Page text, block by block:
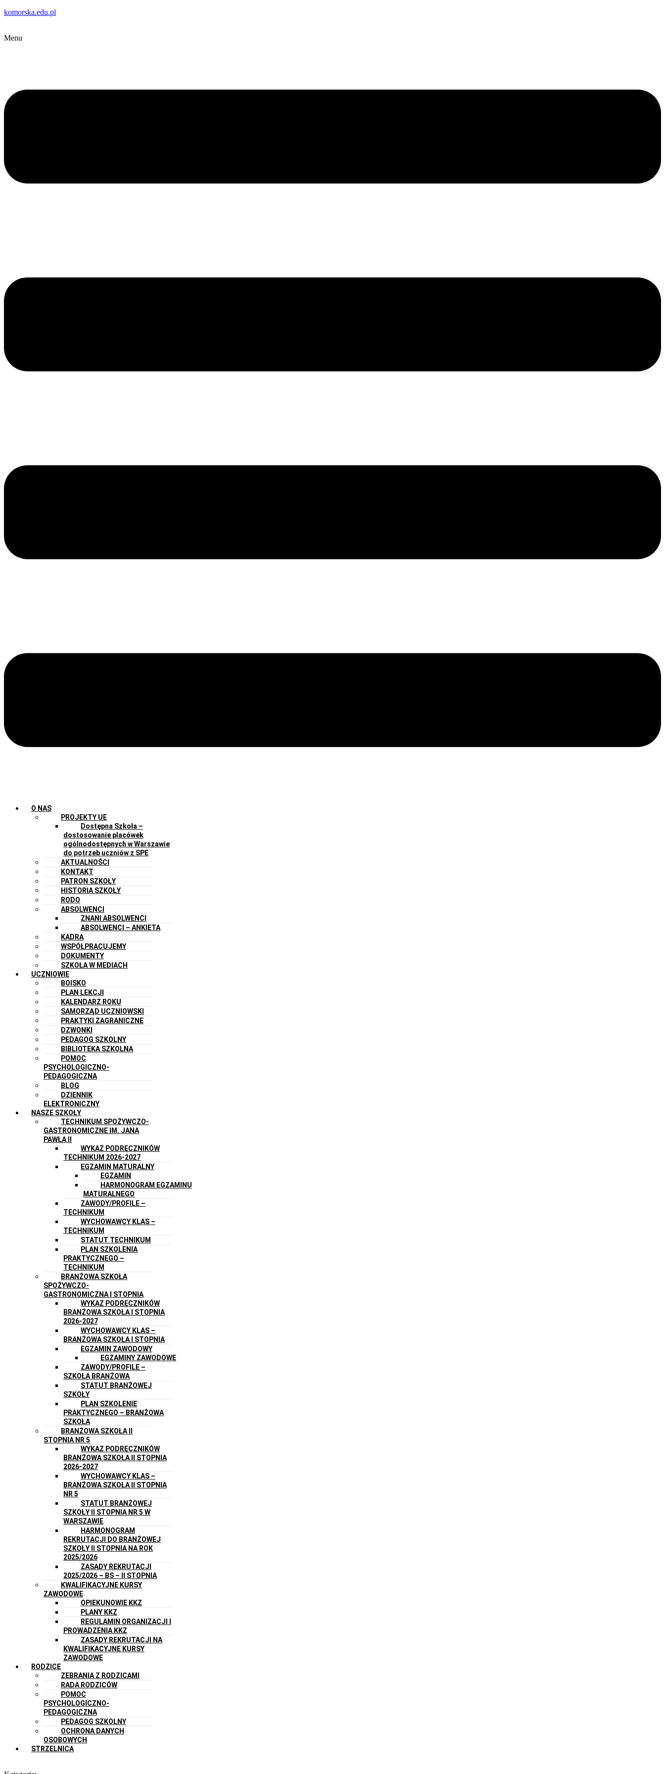
komorska.edu.pl
Menu
O NAS
PROJEKTY UE
Dostępna Szkoła –
dostosowanie placówek
ogólnodostępnych w Warszawie
do potrzeb uczniów z SPE
AKTUALNOŚCI
KONTAKT
PATRON SZKOŁY
HISTORIA SZKOŁY
RODO
ABSOLWENCI
ZNANI ABSOLWENCI
ABSOLWENCI – ANKIETA
KADRA
WSPÓŁPRACUJEMY
DOKUMENTY
SZKOŁA W MEDIACH
UCZNIOWIE
BOISKO
PLAN LEKCJI
KALENDARZ ROKU
SAMORZĄD UCZNIOWSKI
PRAKTYKI ZAGRANICZNE
DZWONKI
PEDAGOG SZKOLNY
BIBLIOTEKA SZKOLNA
POMOC
PSYCHOLOGICZNO-
PEDAGOGICZNA
BLOG
DZIENNIK
ELEKTRONICZNY
NASZE SZKOŁY
TECHNIKUM SPOŻYWCZO-
GASTRONOMICZNE IM. JANA
PAWŁA II
WYKAZ PODRĘCZNIKÓW
TECHNIKUM 2026-2027
EGZAMIN MATURALNY
EGZAMIN
HARMONOGRAM EGZAMINU
MATURALNEGO
ZAWODY/PROFILE –
TECHNIKUM
WYCHOWAWCY KLAS –
TECHNIKUM
STATUT TECHNIKUM
PLAN SZKOLENIA
PRAKTYCZNEGO –
TECHNIKUM
BRANŻOWA SZKOŁA
SPOŻYWCZO-
GASTRONOMICZNA I STOPNIA
WYKAZ PODRĘCZNIKÓW
BRANŻOWA SZKOŁA I STOPNIA
2026-2027
WYCHOWAWCY KLAS –
BRANŻOWA SZKOŁA I STOPNIA
EGZAMIN ZAWODOWY
EGZAMINY ZAWODOWE
ZAWODY/PROFILE –
SZKOŁA BRANŻOWA
STATUT BRANŻOWEJ
SZKOŁY
PLAN SZKOLENIE
PRAKTYCZNEGO – BRANŻOWA
SZKOŁA
BRANŻOWA SZKOŁA II
STOPNIA NR 5
WYKAZ PODRĘCZNIKÓW
BRANŻOWA SZKOŁA II STOPNIA
2026-2027
WYCHOWAWCY KLAS –
BRANŻOWA SZKOŁA II STOPNIA
NR 5
STATUT BRANŻOWEJ
SZKOŁY II STOPNIA NR 5 W
WARSZAWIE
HARMONOGRAM
REKRUTACJI DO BRANŻOWEJ
SZKOŁY II STOPNIA NA ROK
2025/2026
ZASADY REKRUTACJI
2025/2026 – BS – II STOPNIA
KWALIFIKACYJNE KURSY
ZAWODOWE
OPIEKUNOWIE KKZ
PLANY KKZ
REGULAMIN ORGANIZACJI I
PROWADZENIA KKZ
ZASADY REKRUTACJI NA
KWALIFIKACYJNE KURSY
ZAWODOWE
RODZICE
ZEBRANIA Z RODZICAMI
RADA RODZICÓW
POMOC
PSYCHOLOGICZNO-
PEDAGOGICZNA
PEDAGOG SZKOLNY
OCHRONA DANYCH
OSOBOWYCH
STRZELNICA